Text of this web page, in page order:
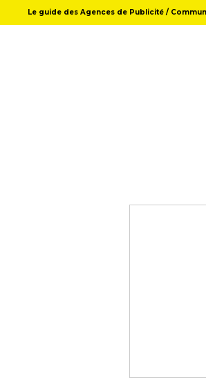
Le guide des Agences de Publicité /